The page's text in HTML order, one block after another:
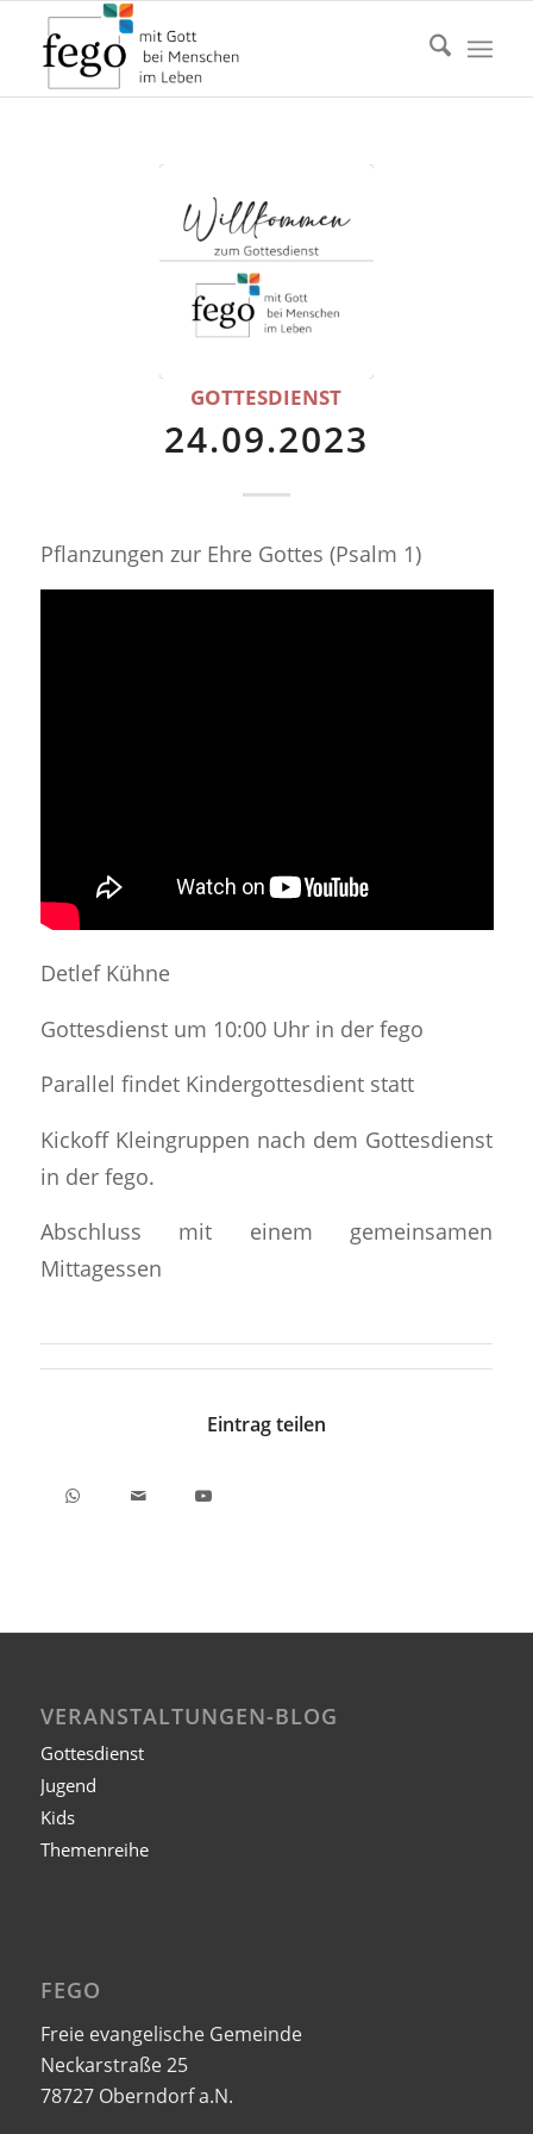
GOTTESDIENST
24.09.2023
Pflanzungen zur Ehre Gottes (Psalm 1)
Detlef Kühne
Gottesdienst um 10:00 Uhr in der fego
Parallel findet Kindergottesdient statt
Kickoff Kleingruppen nach dem Gottesdienst
in der fego.
Abschluss mit einem gemeinsamen
Mittagessen
Eintrag teilen
VERANSTALTUNGEN-BLOG
Gottesdienst
Jugend
Kids
Themenreihe
FEGO
Freie evangelische Gemeinde
Neckarstraße 25
78727 Oberndorf a.N.